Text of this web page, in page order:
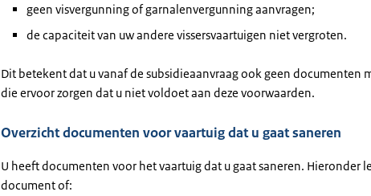
geen visvergunning of garnalenvergunning aanvragen;
de capaciteit van uw andere vissersvaartuigen niet vergroten.
Dit betekent dat u vanaf de subsidieaanvraag ook geen documenten
die ervoor zorgen dat u niet voldoet aan deze voorwaarden.
Overzicht documenten voor vaartuig dat u gaat saneren
U heeft documenten voor het vaartuig dat u gaat saneren. Hieronder
document of: